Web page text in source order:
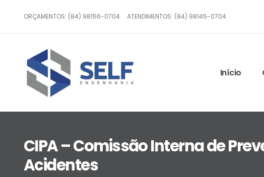
ORÇAMENTOS: (84) 98156-0704 ATENDIMENTOS: (84) 98145-0704
Início
CIPA – Comissão Interna de
Acidentes